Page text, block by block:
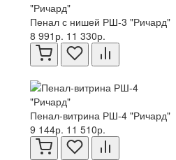
Пенал с нишей РШ-3 "Ричард"
8 991р. 11 330р.
Пенал-витрина РШ-4 "Ричард"
9 144р. 11 510р.